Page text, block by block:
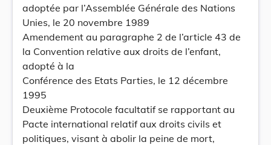
adoptée par l’Assemblée Générale des Nations
Unies, le 20 novembre 1989
Amendement au paragraphe 2 de l’article 43 de
la Convention relative aux droits de l’enfant,
adopté à la
Conférence des Etats Parties, le 12 décembre
1995
Deuxième Protocole facultatif se rapportant au
Pacte international relatif aux droits civils et
politiques, visant à abolir la peine de mort,